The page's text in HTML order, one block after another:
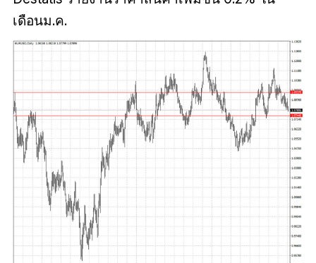
เดือนม.ค.